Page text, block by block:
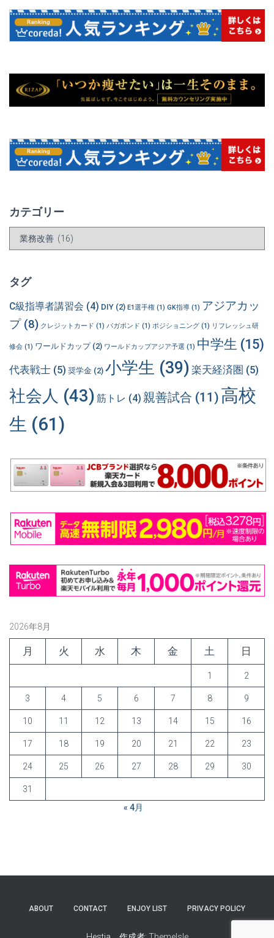
カテゴリー
ー
タグ
C級指導者講習会 (4) DIY (2) E1選手権 (1) GK指導 (1) アジアカッ
プ(8) クレジットカード (1) バガボンド (1) ポジショニング (1) リフレッシュ研
修会 (1) ワールドカップ(2) ワールドカップアジア予選 (1) 中学生 (15)
代表戦士 (5) 奨学金 (2) 小学生 (39) 楽天経済圏 (5)
社会人 (43) 筋トレ (4) 親善試合 (11) 高校
生 (61)
2026年8月
月 火 水 木 金 土 日
1 2
3 4 5 6 7 8 9
10 11 12 13 14 15 16
17 18 19 20 21 22 23
24 25 26 27 28 29 30
31
« 4月
ABOUT CONTACT ENJOY LIST PRIVACY POLICY